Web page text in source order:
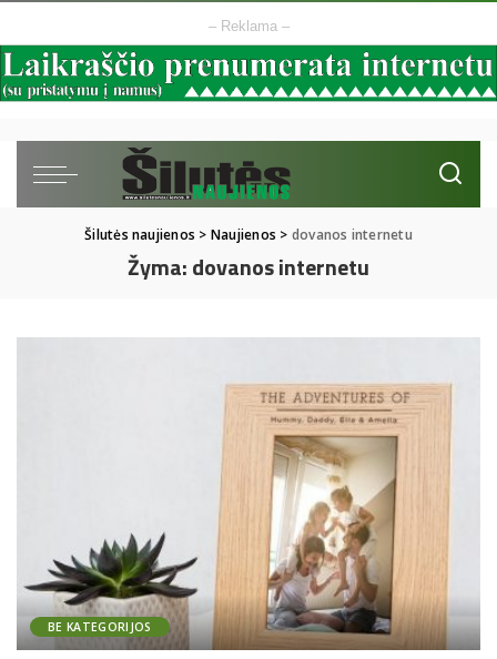
– Reklama –
Šilutės naujienos > Naujienos > dovanos internetu
Žyma:dovanos internetu
BE KATEGORIJOS